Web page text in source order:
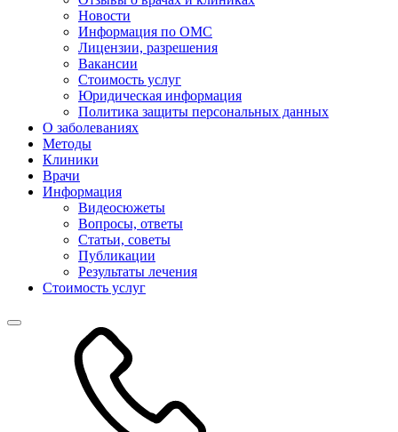
Новости
Информация по ОМС
Лицензии, разрешения
Вакансии
Стоимость услуг
Юридическая информация
Политика защиты персональных данных
О заболеваниях
Методы
Клиники
Врачи
Информация
Видеосюжеты
Вопросы, ответы
Статьи, советы
Публикации
Результаты лечения
Стоимость услуг